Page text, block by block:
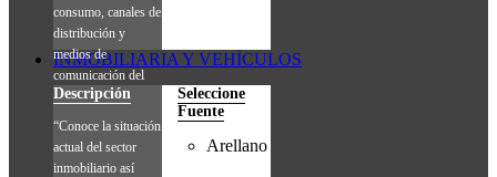
consumo, canales de
distribución y
medios de
comunicación del
consumidor final.”
INMOBILIARIA Y VEHÍCULOS
Descripción
“Conoce la situación
actual del sector
inmobiliario así
Seleccione
Fuente
Arellano